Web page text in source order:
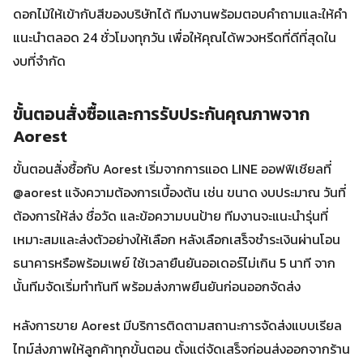
ดอกไม้ให้เข้ากับสีของบริษัทได้ ทีมงานพร้อมตอบคำถามและให้คำ
แนะนำตลอด 24 ชั่วโมงทุกวัน เพื่อให้คุณได้พวงหรีดที่ดีที่สุดใน
งบที่จำกัด
ขั้นตอนสั่งซื้อและการรับประกันคุณภาพจาก
Aorest
ขั้นตอนสั่งซื้อกับ Aorest เริ่มจากการแอด LINE ออฟฟิเชียลที่
@aorest แจ้งความต้องการเบื้องต้น เช่น ขนาด งบประมาณ วันที่
ต้องการให้ส่ง ชื่อวัด และข้อความบนป้าย ทีมงานจะแนะนำรุ่นที่
เหมาะสมและส่งตัวอย่างให้เลือก หลังเลือกเสร็จชำระเงินผ่านโอน
ธนาคารหรือพร้อมเพย์ ใช้เวลายืนยันออเดอร์ไม่เกิน 5 นาที จาก
นั้นทีมจัดเริ่มทำทันที พร้อมส่งภาพยืนยันก่อนออกจัดส่ง
หลังการขาย Aorest มีบริการติดตามสถานะการจัดส่งแบบเรียล
ไทม์ส่งภาพให้ลูกค้าทุกขั้นตอน ตั้งแต่จัดเสร็จก่อนส่งออกจากร้าน